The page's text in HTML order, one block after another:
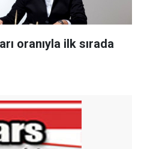
oranıyla ilk sırada